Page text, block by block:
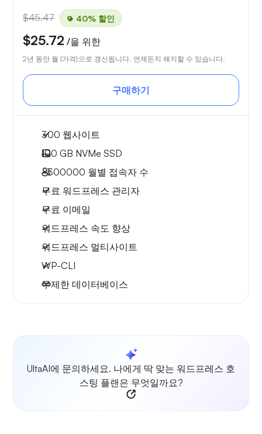
$45.47 40% 할인
$25.72 /을 위한
2년 동안 월 {가격}으로 갱신됩니다. 언제든지 해지할 수 있습니다.
구매하기
300 웹사이트
100 GB NVMe SSD
~300000 월별 접속자 수
무료 워드프레스 관리자
무료 이메일
워드프레스 속도 향상
워드프레스 멀티사이트
WP-CLI
무제한 데이터베이스
UltaAI에 문의하세요. 나에게 딱 맞는 워드프레스 호
스팅 플랜은 무엇일까요?